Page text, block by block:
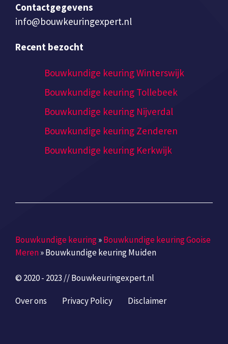
Contactgegevens
info@bouwkeuringexpert.nl
Recent bezocht
Bouwkundige keuring Winterswijk
Bouwkundige keuring Tollebeek
Bouwkundige keuring Nijverdal
Bouwkundige keuring Zenderen
Bouwkundige keuring Kerkwijk
Bouwkundige keuring»Bouwkundige keuring Gooise
Meren»Bouwkundige keuring Muiden
© 2020 - 2023 // Bouwkeuringexpert.nl
Over ons Privacy Policy Disclaimer